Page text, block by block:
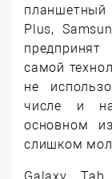
Plus,
самой
не
числе и
основном
слишком